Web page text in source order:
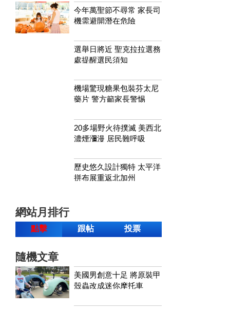
今年萬聖節不尋常 家長司
機需避開潛在危險
選舉日將近 聖克拉拉選務
處提醒選民須知
機場驚現糖果包裝芬太尼
藥片 警方籲家長警惕
20多場野火待撲滅 美西北
濃煙瀰漫 居民難呼吸
歷史悠久設計獨特 太平洋
拼布展重返北加州
網站月排行
點擊 跟帖 投票
隨機文章
美國男創意十足 將原裝甲
殼蟲改成迷你摩托車